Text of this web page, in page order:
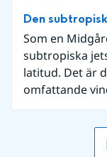
Den
Som en
subtropiska
latitud. Det är
omfattande